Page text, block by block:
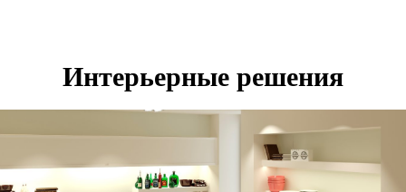
Интерьерные решения